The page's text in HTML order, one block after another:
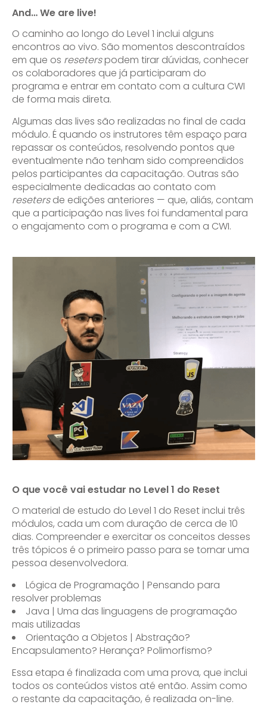
And… We are live!
O caminho ao longo do Level 1 inclui alguns
encontros ao vivo. São momentos descontraídos
em que os reseterspodem tirar dúvidas, conhecer
os colaboradores que já participaram do
programa e entrar em contato com a cultura CWI
de forma mais direta.
Algumas das lives são realizadas no final de cada
módulo. É quando os instrutores têm espaço para
repassar os conteúdos, resolvendo pontos que
eventualmente não tenham sido compreendidos
pelos participantes da capacitação. Outras são
especialmente dedicadas ao contato com
resetersde edições anteriores — que, aliás, contam
que a participação nas lives foi fundamental para
o engajamento com o programa e com a CWI.
O que você vai estudar no Level 1 do Reset
O material de estudo do Level 1 do Reset inclui três
módulos, cada um com duração de cerca de 10
dias. Compreender e exercitar os conceitos desses
três tópicos é o primeiro passo para se tornar uma
pessoa desenvolvedora.
Lógica de Programação | Pensando para
resolver problemas
Java | Uma das linguagens de programação
mais utilizadas
Orientação a Objetos | Abstração?
Encapsulamento? Herança? Polimorfismo?
Essa etapa é finalizada com uma prova, que inclui
todos os conteúdos vistos até então. Assim como
o restante da capacitação, é realizada on-line.